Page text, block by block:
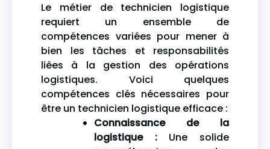
Le métier de technicien logistique
requiert un ensemble de
compétences variées pour mener à
bien les tâches et responsabilités
liées à la gestion des opérations
logistiques. Voici quelques
compétences clés nécessaires pour
être un technicien logistique efficace :
Connaissance de la
logistique :Une solide